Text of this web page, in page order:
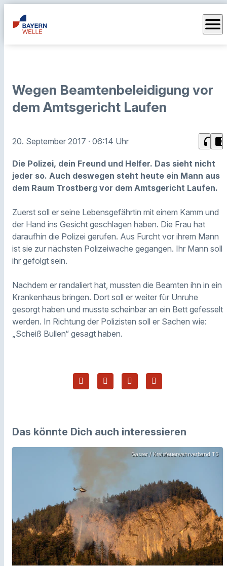
menu
Wegen Beamtenbeleidigung vor
dem Amtsgericht Laufen
20. September 2017 · 06:14 Uhr headphones chrome_reader_mode
Die Polizei, dein Freund und Helfer. Das sieht nicht
jeder so. Auch deswegen steht heute ein Mann aus
dem Raum Trostberg vor dem Amtsgericht Laufen.
Zuerst soll er seine Lebensgefährtin mit einem Kamm und
der Hand ins Gesicht geschlagen haben. Die Frau hat
daraufhin die Polizei gerufen. Aus Furcht vor ihrem Mann
ist sie zur nächsten Polizeiwache gegangen. Ihr Mann soll
ihr gefolgt sein.
Nachdem er randaliert hat, mussten die Beamten ihn in ein
Krankenhaus bringen. Dort soll er weiter für Unruhe
gesorgt haben und musste scheinbar an ein Bett gefesselt
werden. In Richtung der Polizisten soll er Sachen wie:
„Scheiß Bullen“ gesagt haben.
Das könnte Dich auch interessieren
Gasser / Kreisfeuerwehrverband TS